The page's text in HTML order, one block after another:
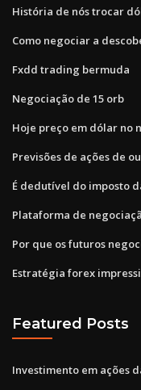
História de nós trocar
Como negociar a
Fxdd trading bermuda
Negociação de 15 orb
Hoje preço em dólar no
Previsões de ações de
É dedutível do imposto
Plataforma de
Por que os futuros
Estratégia forex
Featured Posts
Investimento em ações